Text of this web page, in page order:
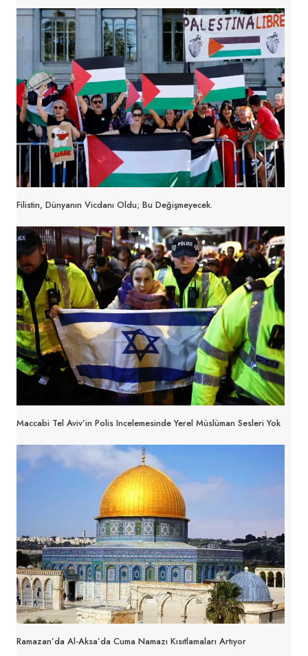
Filistin, Dünyanın Vicdanı Oldu; Bu Değişmeyecek.
Maccabi Tel Aviv’in Polis Incelemesinde Yerel Müslüman Sesleri Yok
Ramazan’da Al-Aksa’da Cuma Namazı Kısıtlamaları Artıyor